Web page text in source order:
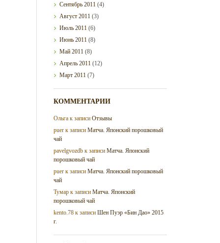
Сентябрь2011 (4)
Август2011 (3)
Июль2011 (6)
Июнь2011 (8)
Май2011 (8)
Апрель2011 (12)
Март2011 (7)
КОММЕНТАРИИ
Ольга к записиОтзывы
puer к записиМатча. Японский порошковый
чай
pavelgvozdb к записиМатча. Японский
порошковый чай
puer к записиМатча. Японский порошковый
чай
Тумар к записиМатча. Японский
порошковый чай
kento.78 к записиШен Пуэр «Бин Дао» 2015
г.